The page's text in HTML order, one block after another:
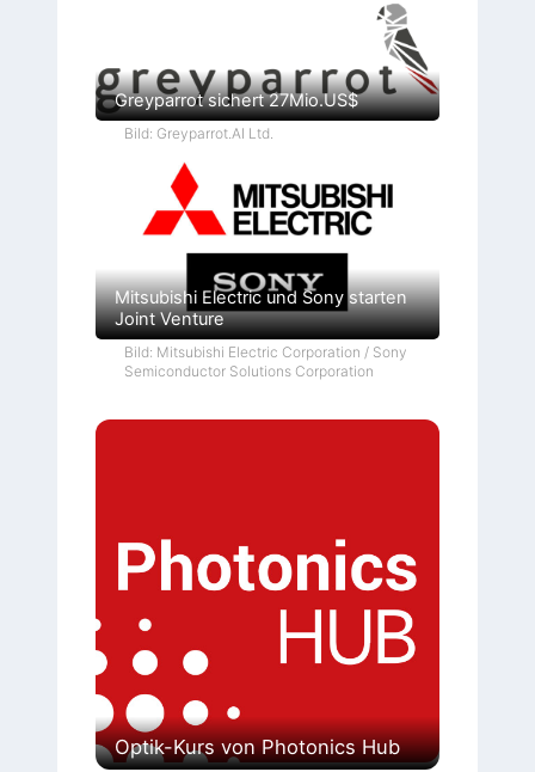
Greyparrot sichert 27Mio.US$
Bild: Greyparrot.AI Ltd.
Mitsubishi Electric und Sony starten
Joint Venture
Bild: Mitsubishi Electric Corporation / Sony
Semiconductor Solutions Corporation
Optik-Kurs von Photonics Hub